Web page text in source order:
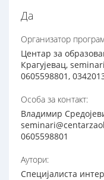
Да
Организатор
Центар за
Крагујевац,
0605598801,
Особа за контакт:
Владимир
0605598801
Аутори:
Специјалиста